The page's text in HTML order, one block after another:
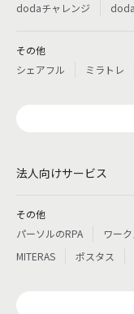
dodaチャレンジ
その他
シェアフル
ミラトレ
法人向けサービス
その他
パーソルのRPA
ワー
MITERAS
ポスタス